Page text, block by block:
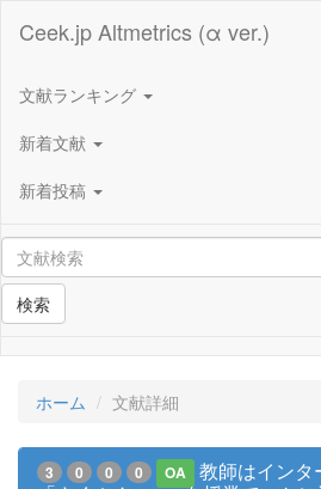
Ceek.jp Altmetrics (α ver.)
文献ランキング
新着文献
新着投稿
検索
ホーム 文献詳細
3 0 0 0 OA
教師はインタ